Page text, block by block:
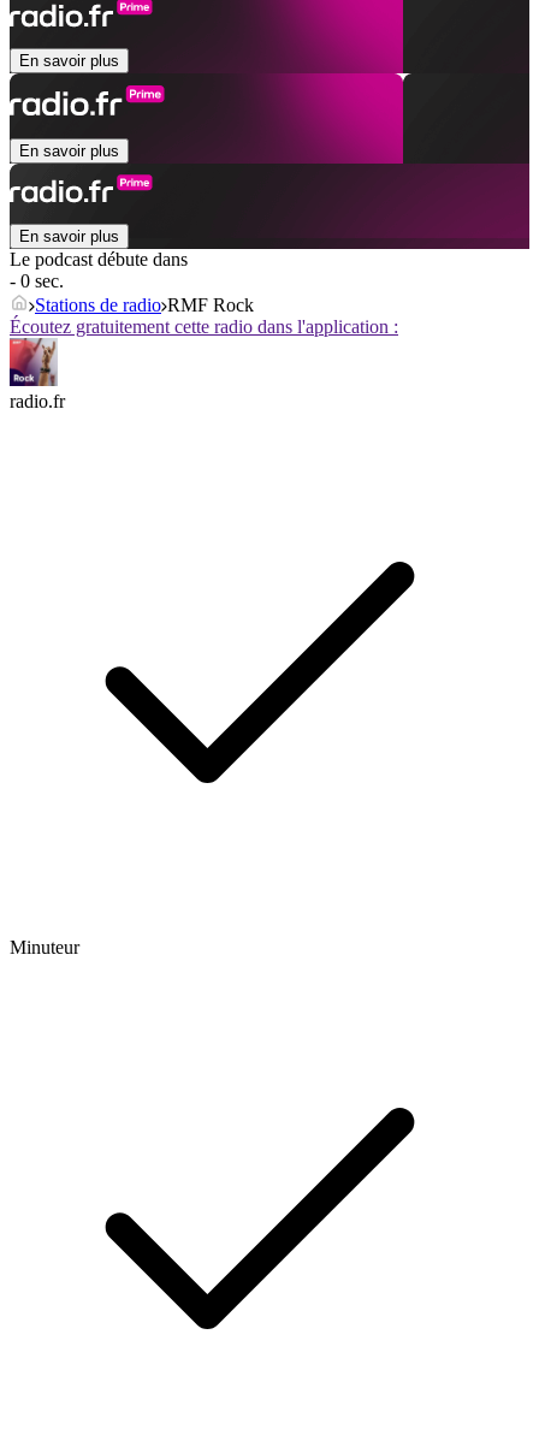
En savoir plus
En savoir plus
En savoir plus
Le podcast débute dans
- 0 sec.
Stations de radio RMF Rock
Écoutez gratuitement cette radio dans l'application :
radio.fr
Minuteur